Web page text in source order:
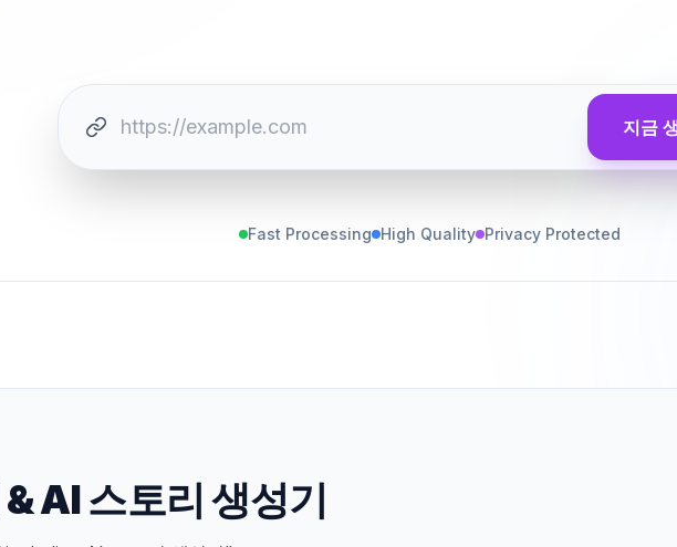
지금
Fast Processing High Quality Privacy Protected
&AI 스토리 생성기